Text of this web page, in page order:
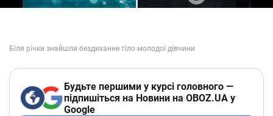
Будьте першими у курсі головного —
підпишіться на Новини на OBOZ.UA у
Google